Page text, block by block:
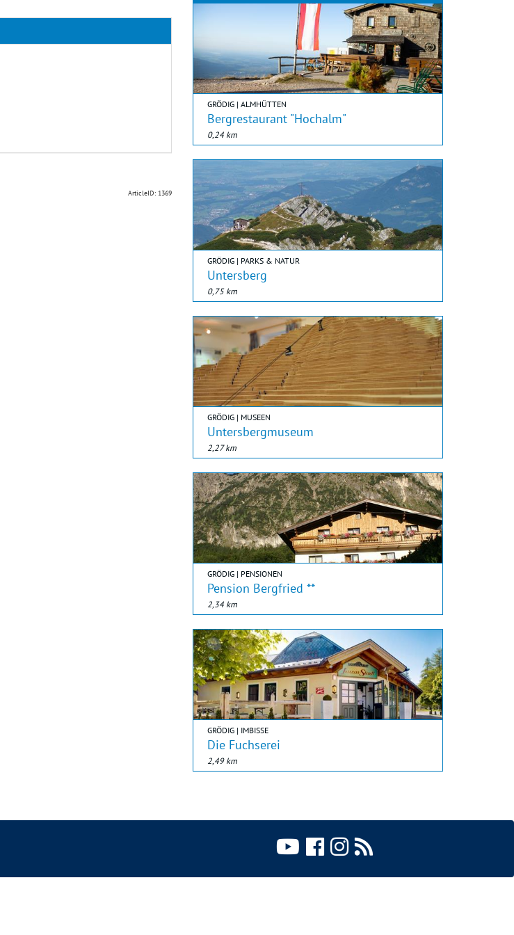
ArticleID: 1369
GRÖDIG | ALMHÜTTEN
Bergrestaurant "Hochalm"
0,24 km
GRÖDIG | PARKS & NATUR
Untersberg
0,75 km
GRÖDIG | MUSEEN
Untersbergmuseum
2,27 km
GRÖDIG | PENSIONEN
Pension Bergfried **
2,34 km
GRÖDIG | IMBISSE
Die Fuchserei
2,49 km